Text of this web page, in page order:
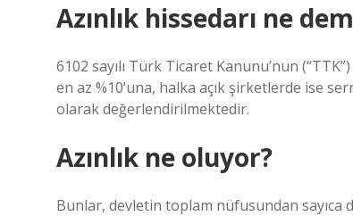
Azınlık hissedarı ne
6102 sayılı Türk Ticaret Kanunu’nun
en az %10’una, halka açık şirketlerde ise
olarak değerlendirilmektedir.
Azınlık ne oluyor?
Bunlar, devletin toplam nüfusundan sayıca